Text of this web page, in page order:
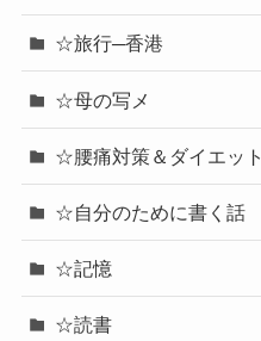
☆旅行─香港
☆母の写メ
☆腰痛対策＆ダイエット
☆自分のために書く話
☆記憶
☆読書